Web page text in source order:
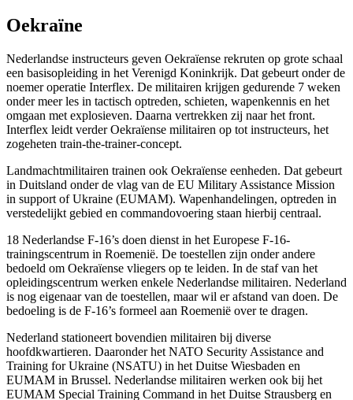
Oekraïne
Nederlandse instructeurs geven Oekraïense rekruten op grote schaal
een basisopleiding in het Verenigd Koninkrijk. Dat gebeurt onder de
noemer operatie Interflex. De militairen krijgen gedurende 7 weken
onder meer les in tactisch optreden, schieten, wapenkennis en het
omgaan met explosieven. Daarna vertrekken zij naar het front.
Interflex leidt verder Oekraïense militairen op tot instructeurs, het
zogeheten train-the-trainer-concept.
Landmachtmilitairen trainen ook Oekraïense eenheden. Dat gebeurt
in Duitsland onder de vlag van de EU Military Assistance Mission
in support of Ukraine (EUMAM). Wapenhandelingen, optreden in
verstedelijkt gebied en commandovoering staan hierbij centraal.
18 Nederlandse F-16’s doen dienst in het Europese F-16-
trainingscentrum in Roemenië. De toestellen zijn onder andere
bedoeld om Oekraïense vliegers op te leiden. In de staf van het
opleidingscentrum werken enkele Nederlandse militairen. Nederland
is nog eigenaar van de toestellen, maar wil er afstand van doen. De
bedoeling is de F-16’s formeel aan Roemenië over te dragen.
Nederland stationeert bovendien militairen bij diverse
hoofdkwartieren. Daaronder het NATO Security Assistance and
Training for Ukraine (NSATU) in het Duitse Wiesbaden en
EUMAM in Brussel. Nederlandse militairen werken ook bij het
EUMAM Special Training Command in het Duitse Strausberg en